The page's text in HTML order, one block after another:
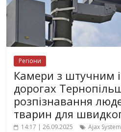
Регіони
Камери з штучним
дорогах
розпізнавання
тварин для
14:17 | 26.09.2025 Ajax